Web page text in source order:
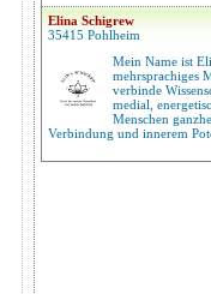
Elina Schigrew
35415 Pohlheim
Mein Name ist
mehrsprachiges
verbinde
medial,
Menschen
Verbindung und innerem